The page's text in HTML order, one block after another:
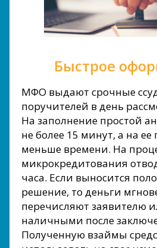
Быстрое
МФО выдают срочные
поручителей в день
На заполнение простой
не более 15 минут, а на
меньше времени. На
микрокредитования
часа. Если выносится
решение, то деньги
перечисляют заявителю
наличными после
Полученную взаймы